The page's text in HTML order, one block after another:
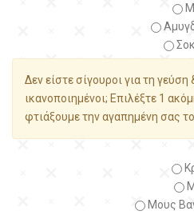
Δεν είστε σίγουροι για τη γεύση
ικανοποιημένοι; Επιλέξτε 1
φτιάξουμε την αγαπημένη σας
Μους